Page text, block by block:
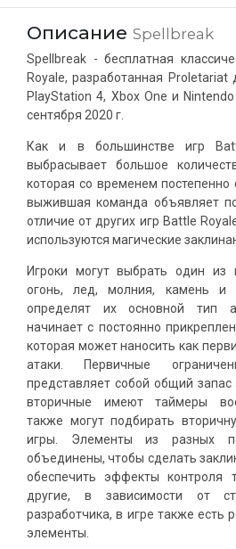
Описание Spellbreak
Spellbreak - бесплатная
Royale, разработанная
PlayStation 4, Xbox One и
сентября 2020 г.
Как и в большинстве игр
выбрасывает большое
которая со временем постепенно
выжившая команда объявляет
отличие от других игр Battle
используются магические
Игроки могут выбрать один из
огонь, лед, молния, камень и
определят их основной тип
начинает с постоянно
которая может наносить как
атаки. Первичные
представляет собой общий запас
вторичные имеют таймеры
также могут подбирать
игры. Элементы из разных
объединены, чтобы сделать
обеспечить эффекты контроля
другие, в зависимости от
разработчика, в игре также есть
элементы.